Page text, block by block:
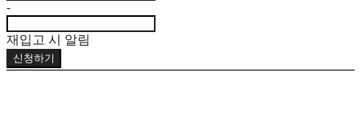
-
재입고 시 알림
신청하기